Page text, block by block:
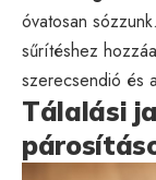
óvatosan
sűrítéshez
szerecsendió és
Tálalási